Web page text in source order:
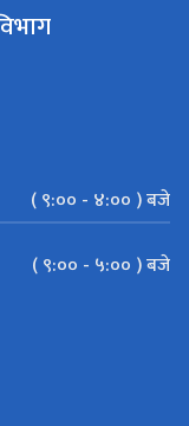
( ९:०० - ४:०० ) बजे
( ९:०० - ५:०० ) बजे